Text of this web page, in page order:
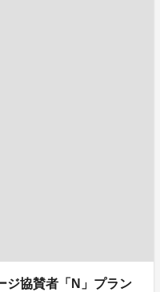
ジ協賛者「N」プラン